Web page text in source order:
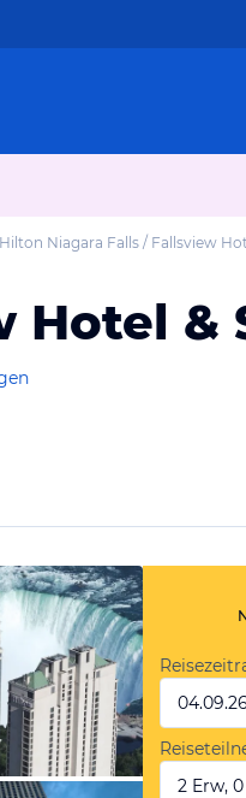
Hilton Niagara Falls / Fallsview
Hotel &
2 Erw,